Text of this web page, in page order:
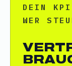
DEIN
WER